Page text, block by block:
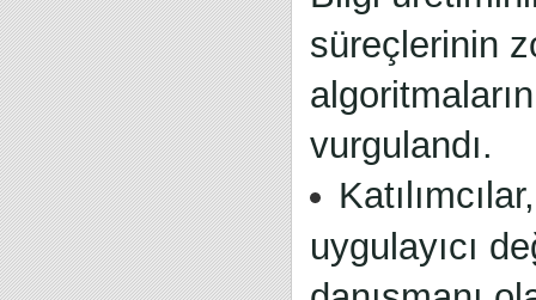
süreçlerinin
vurgulandı.
uygulayıcı